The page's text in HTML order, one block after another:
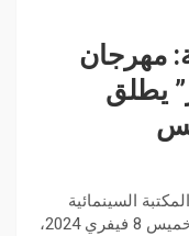
مهرجان
يطلق
السينمائية
التونسية وجمعية مسارب، صباح اليوم الخميس 8 فيفري 2024،